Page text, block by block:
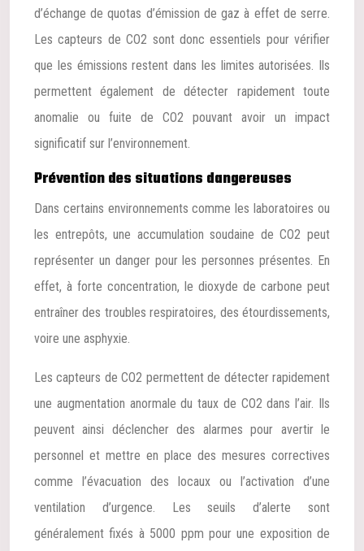
d’échange de quotas d’émission de gaz à effet de serre.
Les capteurs de CO2 sont donc essentiels pour vérifier
que les émissions restent dans les limites autorisées. Ils
permettent également de détecter rapidement toute
anomalie ou fuite de CO2 pouvant avoir un impact
significatif sur l’environnement.
Prévention des situations dangereuses
Dans certains environnements comme les laboratoires ou
les entrepôts, une accumulation soudaine de CO2 peut
représenter un danger pour les personnes présentes. En
effet, à forte concentration, le dioxyde de carbone peut
entraîner des troubles respiratoires, des étourdissements,
voire une asphyxie.
Les capteurs de CO2 permettent de détecter rapidement
une augmentation anormale du taux de CO2 dans l’air. Ils
peuvent ainsi déclencher des alarmes pour avertir le
personnel et mettre en place des mesures correctives
comme l’évacuation des locaux ou l’activation d’une
ventilation d’urgence. Les seuils d’alerte sont
généralement fixés à 5000 ppm pour une exposition de